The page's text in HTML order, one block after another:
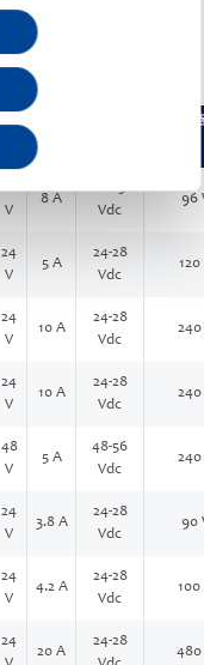
DC 输
12
V
8 A
12-15
Vdc
96
24
V
5 A
24-28
Vdc
120
24
V
10 A
24-28
Vdc
240
24
V
10 A
24-28
Vdc
240
48
V
5 A
48-56
Vdc
240
24
V
3.8 A
24-28
Vdc
90
24
V
4.2 A
24-28
Vdc
100
24
20 A
24-28
480